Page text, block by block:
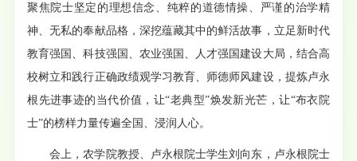
聚焦院士坚定的理想信念、纯粹的道德情操、严谨的治学精
神、无私的奉献品格，深挖蕴藏其中的鲜活故事，立足新时代
教育强国、科技强国、农业强国、人才强国建设大局，结合高
校树立和践行正确政绩观学习教育、师德师风建设，提炼卢永
根先进事迹的当代价值，让“老典型”焕发新光芒，让“布衣院
士”的榜样力量传遍全国、浸润人心。
会上，农学院教授、 卢永根院士学生刘向东，卢永根院士